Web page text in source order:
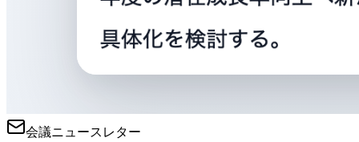
会議ニュースレター